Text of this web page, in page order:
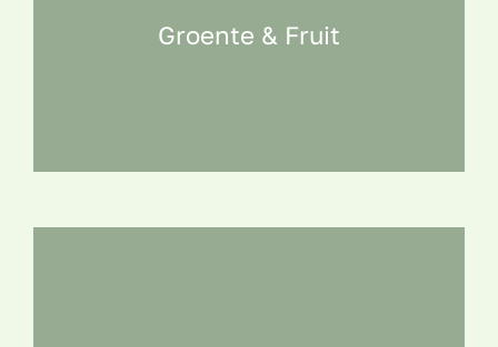
Groente & Fruit